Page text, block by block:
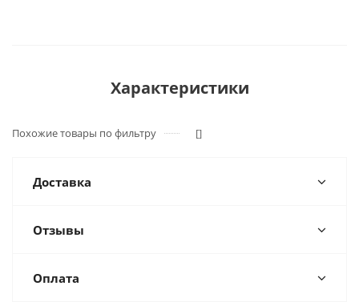
Характеристики
Похожие товары по фильтру []
Доставка
Отзывы
Оплата